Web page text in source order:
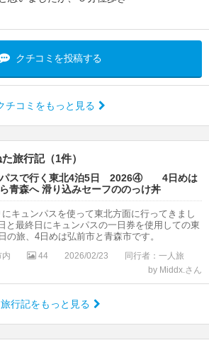
クチコミを投稿する
チコミをもっと見る
旅行記（1件）
パスで行く東北4泊5日 2026④ 4日めは
青森へ 滑り込みセーフののっけ丼
キュンパスを使って東北方面に行ってきまし
と最終日にキュンパスの一日券を使用しての東
の旅、4日めは弘前市と青森市です。
内 44 2026/02/23
同行者：一人旅
by Middx.さん
旅行記をもっと見る